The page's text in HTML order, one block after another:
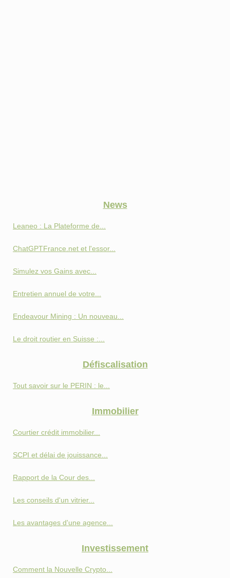
News
Leaneo : La Plateforme de...
ChatGPTFrance.net et l'essor...
Simulez vos Gains avec...
Entretien annuel de votre...
Endeavour Mining : Un nouveau...
Le droit routier en Suisse :...
Défiscalisation
Tout savoir sur le PERIN : le...
Immobilier
Courtier crédit immobilier...
SCPI et délai de jouissance...
Rapport de la Cour des...
Les conseils d'un vitrier...
Les avantages d'une agence...
Investissement
Comment la Nouvelle Crypto...